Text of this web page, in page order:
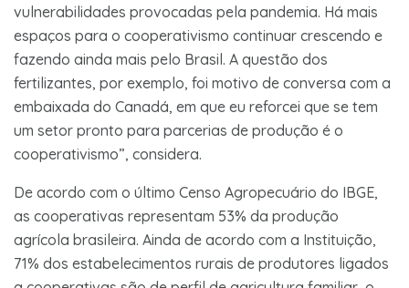
vulnerabilidades provocadas pela pandemia. Há mais
espaços para o cooperativismo continuar crescendo e
fazendo ainda mais pelo Brasil. A questão dos
fertilizantes, por exemplo, foi motivo de conversa com a
embaixada do Canadá, em que eu reforcei que se tem
um setor pronto para parcerias de produção é o
cooperativismo”, considera.
De acordo com o último Censo Agropecuário do IBGE,
as cooperativas representam 53% da produção
agrícola brasileira. Ainda de acordo com a Instituição,
71% dos estabelecimentos rurais de produtores ligados